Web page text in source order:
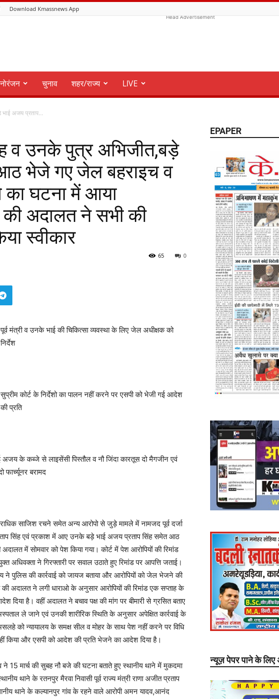
Download Kmassnews App
Head Advertisement
चुनाव शहर/राज्य LIVE
भाई अजय प्रताप...
व उनके पुत्र अभिजीत,बड़े
भेजे गए जेल बहराइच व
घटना में आया
की अदालत ने सभी की
स्वीकार
0
65
पूर्व मंत्री व उनके भाई की चिकित्सा व्यवस्था के लिए जेल अधीक्षक को
निर्देश
सुप्रीम कोर्ट के निर्देशो का पालन नहीं करने पर एसपी को भेजी गई आदेश
की प्रति
के कब्जे से लाइसेंसी पिस्तौल व नौ जिंदा कारतूस दो मैगजीन एवं
बरामद
साजिश रचने समेत अन्य आरोपो से जुड़े मामले में नामजद पूर्व दर्जा
सिंह एवं प्रकाश में आए उनके बड़े भाई अजय प्रताप सिंह समेत आठ
में सोमवार को पेश किया गया। कोर्ट में पेश आरोपियों की रिमांड
अधिवक्ता ने गिरफ्तारी पर सवाल उठाते हुए रिमांड पर आपत्ति जताई।
ने पुलिस की कार्रवाई को जायज बताया और आरोपियों को जेल भेजने की
अदालत ने लगी धाराओ के अनुसार आरोपियों की रिमांड एक सप्ताह के
है। वहीं अदालत ने बचाव पक्ष की मांग पर बीमारी से ग्रसित बताए
ले जाने एवं उनकी शारीरिक स्थिति के अनुसार अपेक्षित कार्रवाई के
को न्यायालय के समक्ष सील व मोहर के साथ पेश नहीं करने पर विधि
किया और एसपी को आदेश की प्रति भेजने का आदेश दिया है।
मार्च की सुबह नौ बजे की घटना बताते हुए स्थानीय थाने में मुकदमा
थाने के रतनपुर मैरवा निवासी पूर्व राज्य मंत्री राणा अजीत प्रताप
थाने के कल्यानपुर गांव के रहने वाले आरोपी अमन यादव,आनंद
EPAPER
न्यूज़ पेपर पाने के